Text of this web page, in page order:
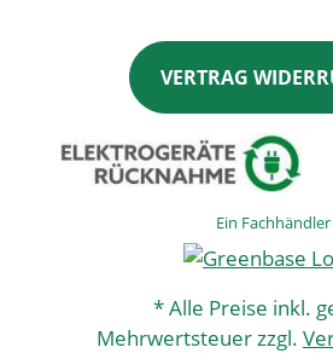
VERTRAG
Ein
* Alle Preise inkl.
Mehrwertsteuer zzgl.